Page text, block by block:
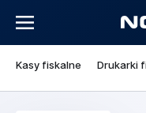
Kasy fiskalne Drukarki